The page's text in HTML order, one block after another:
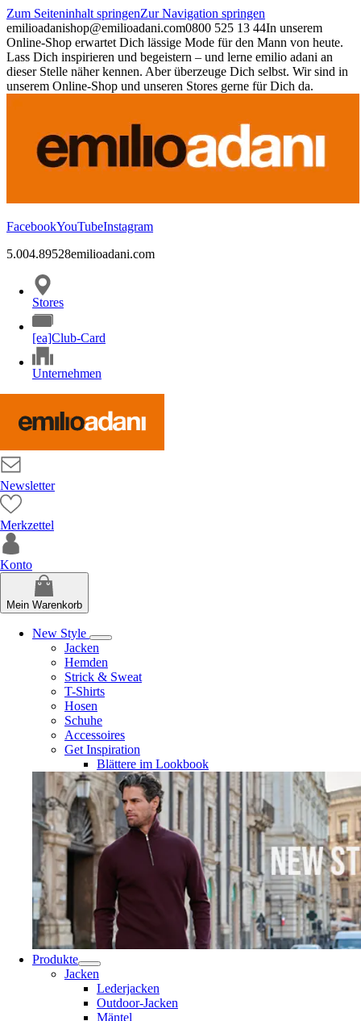
Zum Seiteninhalt springenZur Navigation springen
emilioadanishop@emilioadani.com0800 525 13 44In unserem
Online-Shop erwartet Dich lässige Mode für den Mann von heute.
Lass Dich inspirieren und begeistern – und lerne emilio adani an
dieser Stelle näher kennen. Aber überzeuge Dich selbst. Wir sind in
unserem Online-Shop und unseren Stores gerne für Dich da.
FacebookYouTubeInstagram
5.004.89528emilioadani.com
Stores
[ea]Club-Card
Unternehmen
Newsletter
Merkzettel
Konto
Mein Warenkorb
New Style
Jacken
Hemden
Strick & Sweat
T-Shirts
Hosen
Schuhe
Accessoires
Get Inspiration
Blättere im Lookbook
Produkte
Jacken
Lederjacken
Outdoor-Jacken
Mäntel